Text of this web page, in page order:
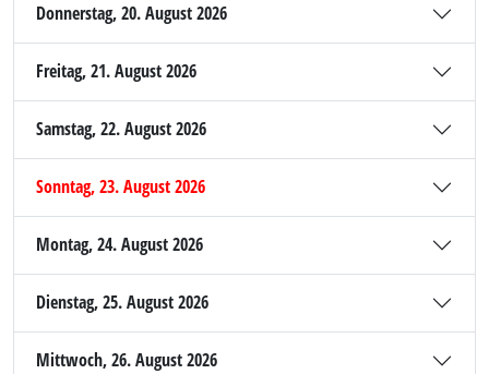
Donnerstag, 20. August 2026
Freitag, 21. August 2026
Samstag, 22. August 2026
Sonntag, 23. August 2026
Montag, 24. August 2026
Dienstag, 25. August 2026
Mittwoch, 26. August 2026